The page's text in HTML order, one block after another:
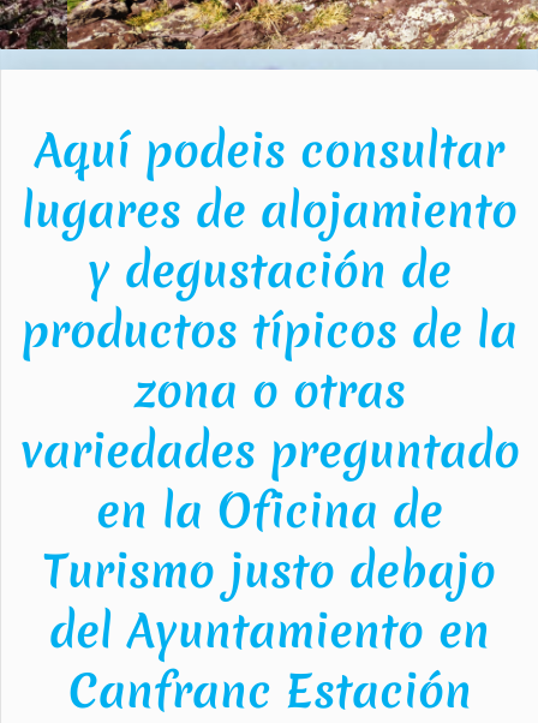
Aquí podeis consultar
lugares de alojamiento
y degustación de
productos típicos de la
zona o otras
variedades preguntado
en la Oficina de
Turismo justo debajo
del Ayuntamiento en
Canfranc Estación